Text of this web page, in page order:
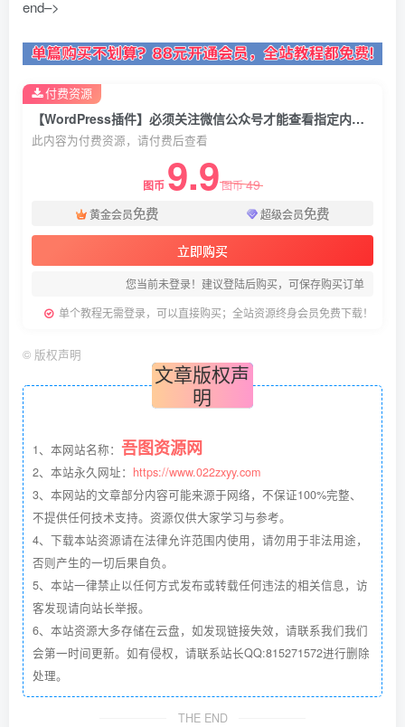
end–>
【WordPress插件】必须关注微信公众号才能查看指定内容的免费WordPress插件
此内容为付费资源，请付费后查看
图币 9.9图币49
黄金会员免费 超级会员免费
立即购买
您当前未登录！建议登陆后购买，可保存购买订单
单个教程无需登录，可以直接购买；全站资源终身会员免费下载！
付费资源
© 版权声明
文章版权声
明
1、本网站名称： 吾图资源网
2、本站永久网址： https://www.022zxyy.com
3、本网站的文章部分内容可能来源于网络，不保证100%完整、
不提供任何技术支持。资源仅供大家学习与参考。
4、下载本站资源请在法律允许范围内使用，请勿用于非法用途，
否则产生的一切后果自负。
5、本站一律禁止以任何方式发布或转载任何违法的相关信息，访
客发现请向站长举报。
6、本站资源大多存储在云盘，如发现链接失效，请联系我们我们
会第一时间更新。如有侵权，请联系站长QQ:815271572进行删除
处理。
THE END